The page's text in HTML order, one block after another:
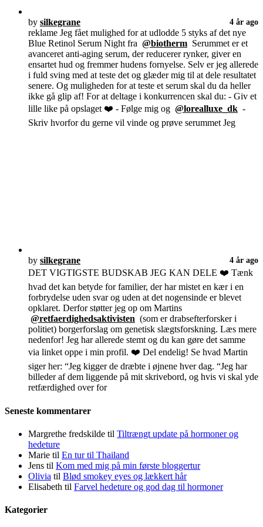
by silkegrane 4 år ago
reklame Jeg fået mulighed for at udlodde 5 styks af det nye
Blue Retinol Serum Night fra @biotherm Serummet er et
avanceret anti-aging serum, der reducerer rynker, giver en
ensartet hud og fremmer hudens fornyelse. Selv er jeg allerede
i fuld sving med at teste det og glæder mig til at dele resultatet
senere. Og muligheden for at teste et serum skal du da heller
ikke gå glip af! For at deltage i konkurrencen skal du: - Giv et
lille like på opslaget ❤️ - Følge mig og @lorealluxe_dk -
Skriv hvorfor du gerne vil vinde og prøve serummet Jeg
by silkegrane 4 år ago
DET VIGTIGSTE BUDSKAB JEG KAN DELE ❤️ Tænk
hvad det kan betyde for familier, der har mistet en kær i en
forbrydelse uden svar og uden at det nogensinde er blevet
opklaret. Derfor støtter jeg op om Martins
@retfaerdighedsaktivisten (som er drabsefterforsker i
politiet) borgerforslag om genetisk slægtsforskning. Læs mere
nedenfor! Jeg har allerede stemt og du kan gøre det samme
via linket oppe i min profil. ❤️ Del endelig! Se hvad Martin
siger her: “Jeg kigger de dræbte i øjnene hver dag. “Jeg har
billeder af dem liggende på mit skrivebord, og hvis vi skal yde
retfærdighed over for
Seneste kommentarer
Margrethe fredskilde til Tiltrængt update på hormoner og
hedeture
Marie til En tur til Thailand
Jens til Kom med mig på min første bloggertur
Olivia til Blød smokey eyes og lækkert hår
Elisabeth til Farvel hedeture og god dag til hormoner
Kategorier